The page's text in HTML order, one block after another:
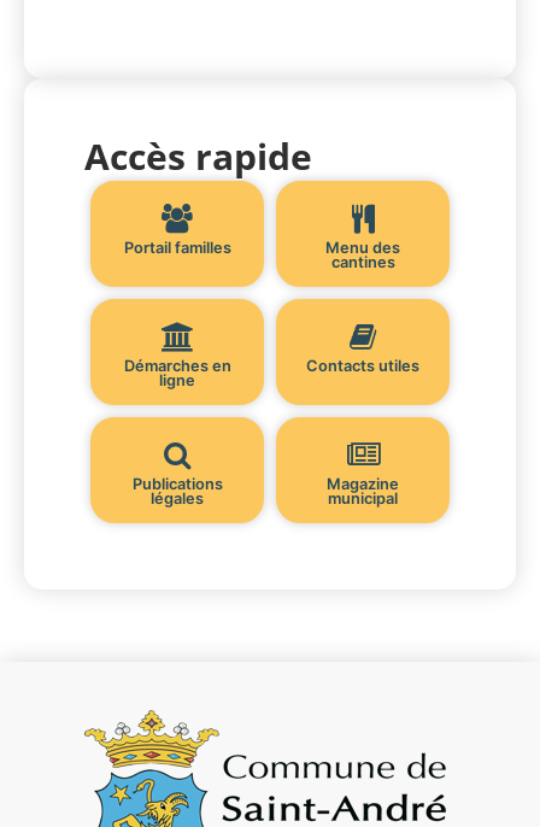
Accès rapide
Portail familles
Menu des
cantines
Démarches en
ligne
Contacts utiles
Publications
légales
Magazine
municipal